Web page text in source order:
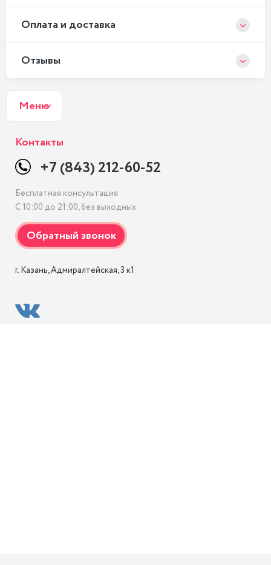
Оплата и доставка
Отзывы
Меню
Контакты
+7 (843) 212-60-52
Бесплатная консультация
С 10:00 до 21:00, без выходных
г. Казань, Адмиралтейская, 3 к1